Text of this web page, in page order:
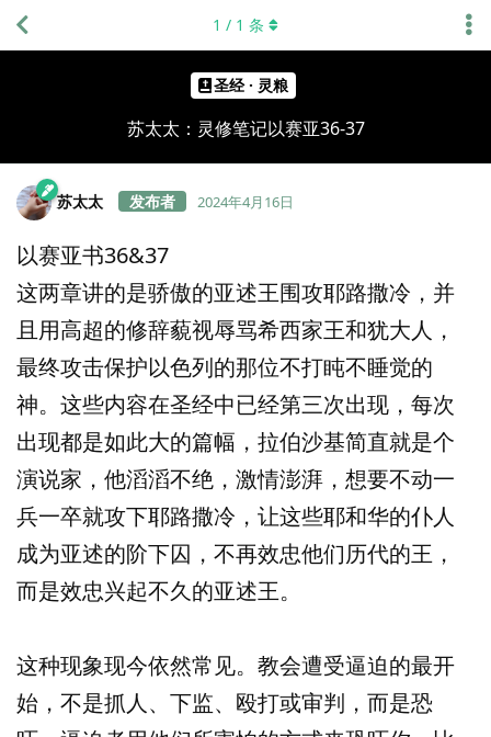
圣经 · 灵粮
苏太太：灵修笔记以赛亚36-37
1 / 1 条
苏太太 2024年4月16日
以赛亚书36&37
这两章讲的是骄傲的亚述王围攻耶路撒冷，并
且用高超的修辞藐视辱骂希西家王和犹大人，
最终攻击保护以色列的那位不打盹不睡觉的
神。这些内容在圣经中已经第三次出现，每次
出现都是如此大的篇幅，拉伯沙基简直就是个
演说家，他滔滔不绝，激情澎湃，想要不动一
兵一卒就攻下耶路撒冷，让这些耶和华的仆人
成为亚述的阶下囚，不再效忠他们历代的王，
而是效忠兴起不久的亚述王。
这种现象现今依然常见。教会遭受逼迫的最开
始，不是抓人、下监、殴打或审判，而是恐